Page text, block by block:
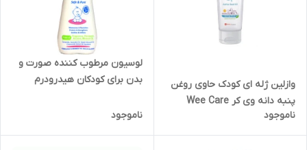
وازلین ژله ای کودک حاوی روغن
پنبه دانه وی کر Wee Care
ناموجود
لوسیون مرطوب کننده صورت و
بدن برای کودکان هیدرودرم
ناموجود